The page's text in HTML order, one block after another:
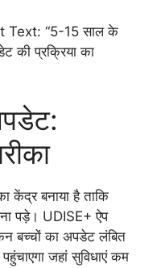
Text: “5-15 साल के
की प्रक्रिया का
केंद्र बनाया है ताकि
पड़े। UDISE+ ऐप
बच्चों का अपडेट लंबित
जहां सुविधाएं कम